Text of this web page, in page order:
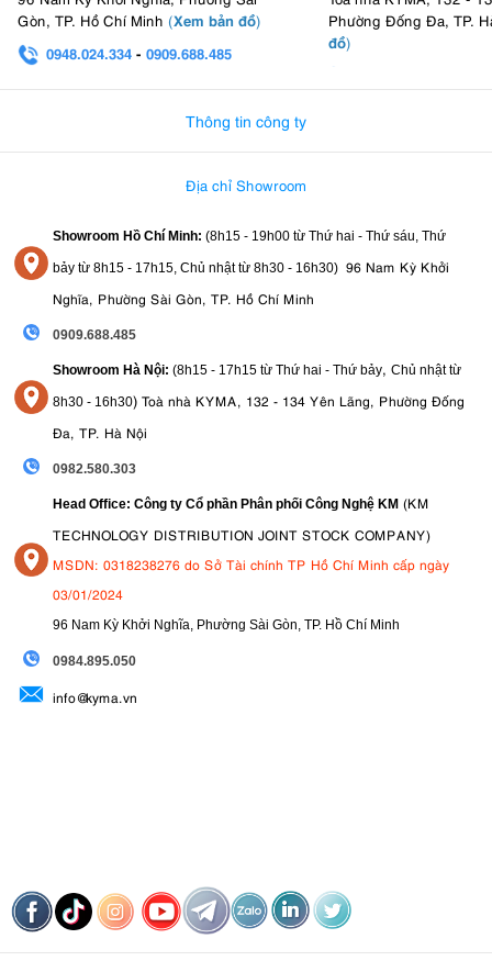
Gòn, TP. Hồ Chí Minh (Xem bản đồ)
0948.024.334 - 0909.688.485
Phường Đống Đa, TP.
đồ)
Thông tin công ty
Địa chỉ Showroom
Showroom Hồ Chí Minh: (8h15 - 19h00 từ Thứ hai - Thứ sáu, Thứ
bảy từ 8h15 - 17h15, Chủ nhật từ 8h30 - 16h30) 96 Nam Kỳ Khởi
Nghĩa, Phường Sài Gòn, TP. Hồ Chí Minh
0909.688.485
Showroom Hà Nội: (8h15 - 17h15 từ Thứ hai - Thứ bảy, Chủ nhật từ
8h30 - 16h30) Toà nhà KYMA, 132 - 134 Yên Lãng, Phường Đống
Đa, TP. Hà Nội
0982.580.303
Head Office: Công ty Cổ phần Phân phối Công Nghệ KM (KM
TECHNOLOGY DISTRIBUTION JOINT STOCK COMPANY)
MSDN: 0318238276 do Sở Tài chính TP Hồ Chí Minh cấp ngày
03/01/2024
96 Nam Kỳ Khởi Nghĩa, Phường Sài Gòn, TP. Hồ Chí Minh
0984.895.050
info@kyma.vn